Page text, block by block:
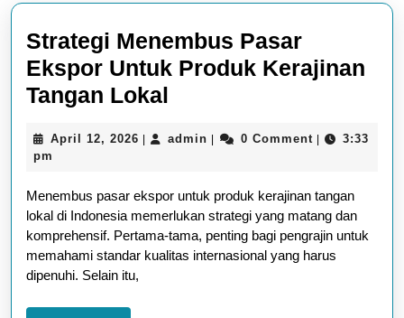
Strategi Menembus Pasar
Ekspor Untuk Produk Kerajinan
Tangan Lokal
Pasar
Untuk
Produk
Kerajinan
April 12, 2026 Apriladmin admin0 Comment
3:33
pm
Menembus pasar ekspor untuk produk kerajinan tangan
lokal di Indonesia memerlukan strategi yang matang dan
komprehensif. Pertama-tama, penting bagi pengrajin untuk
memahami standar kualitas internasional yang harus
dipenuhi. Selain itu,